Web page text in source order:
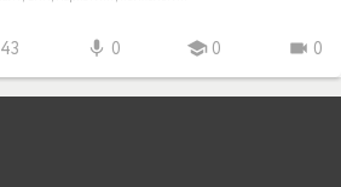
mic 0 school 0 videocam 0